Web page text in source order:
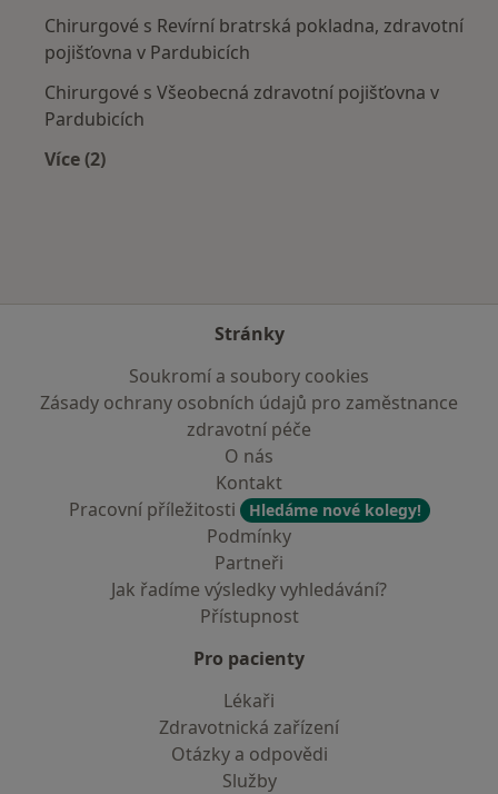
Chirurgové s Revírní bratrská pokladna, zdravotní
pojišťovna v Pardubicích
Chirurgové s Všeobecná zdravotní pojišťovna v
Pardubicích
Více (2)
Stránky
Soukromí a soubory cookies
Zásady ochrany osobních údajů pro zaměstnance
zdravotní péče
O nás
Kontakt
Pracovní příležitosti
Hledáme nové kolegy!
Podmínky
Partneři
Jak řadíme výsledky vyhledávání?
Přístupnost
Pro pacienty
Lékaři
Zdravotnická zařízení
Otázky a odpovědi
Služby